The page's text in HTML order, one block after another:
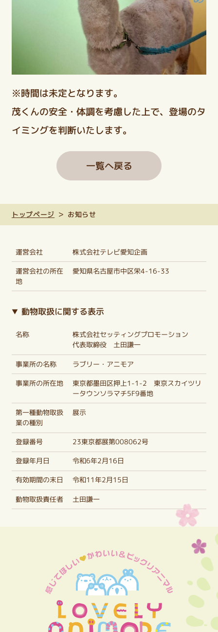
※時間は未定となります。
茂くんの安全・体調を考慮した上で、登場のタ
イミングを判断いたします。
一覧へ戻る
トップページ お知らせ
運営会社
株式会社テレビ愛知企画
運営会社の所在
地
愛知県名古屋市中区栄4-16-33
動物取扱に関する表示
名称
株式会社セッティングプロモーション
代表取締役 土田謙一
事業所の名称
ラブリー・アニモア
事業所の所在地
東京都墨田区押上1-1-2 東京スカイツリ
ータウンソラマチ5F9番地
第一種動物取扱
業の種別
展示
登録番号
23東京都展第008062号
登録年月日
令和6年2月16日
有効期間の末日
令和11年2月15日
動物取扱責任者
土田謙一